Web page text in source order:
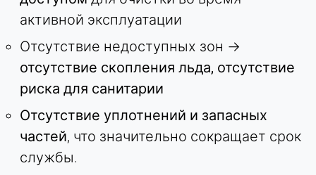
активной эксплуатации
Отсутствие недоступных зон →
отсутствие скопления льда, отсутствие
риска для санитарии
Отсутствие уплотнений и запасных
частей, что значительно сокращает срок
службы.